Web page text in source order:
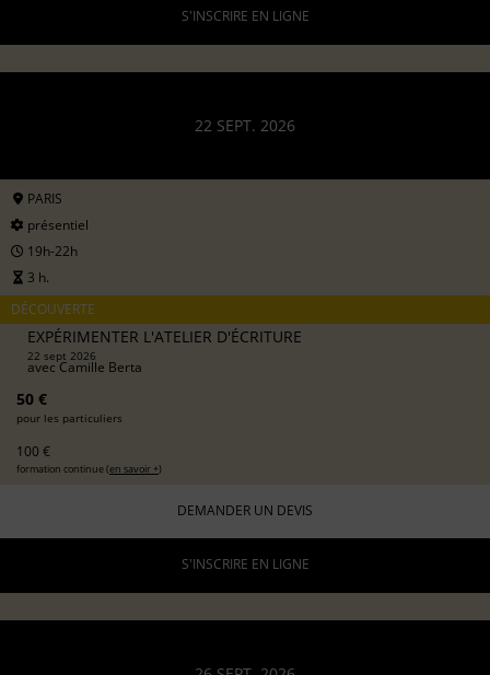
S'INSCRIRE EN LIGNE
22 SEPT. 2026
PARIS
présentiel
19h-22h
3 h.
DÉCOUVERTE
EXPÉRIMENTER L'ATELIER D'ÉCRITURE
22 sept 2026
avecCamille Berta
50 €
pour les particuliers
100 €
formation continue (en savoir +)
DEMANDER UN DEVIS
S'INSCRIRE EN LIGNE